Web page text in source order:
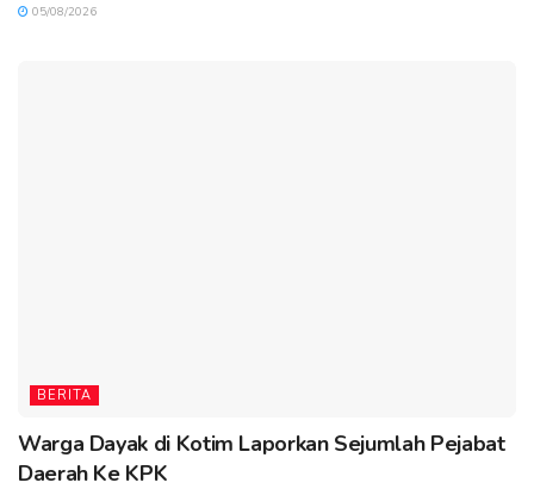
05/08/2026
BERITA
Warga Dayak di Kotim Laporkan Sejumlah Pejabat
Daerah Ke KPK